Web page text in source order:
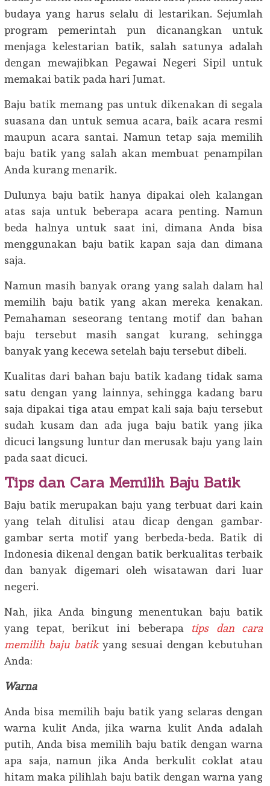
budaya yang harus selalu di lestarikan. Sejumlah
program pemerintah pun dicanangkan untuk
menjaga kelestarian batik, salah satunya adalah
dengan mewajibkan Pegawai Negeri Sipil untuk
memakai batik pada hari Jumat.
Baju batik memang pas untuk dikenakan di segala
suasana dan untuk semua acara, baik acara resmi
maupun acara santai. Namun tetap saja memilih
baju batik yang salah akan membuat penampilan
Anda kurang menarik.
Dulunya baju batik hanya dipakai oleh kalangan
atas saja untuk beberapa acara penting. Namun
beda halnya untuk saat ini, dimana Anda bisa
menggunakan baju batik kapan saja dan dimana
saja.
Namun masih banyak orang yang salah dalam hal
memilih baju batik yang akan mereka kenakan.
Pemahaman seseorang tentang motif dan bahan
baju tersebut masih sangat kurang, sehingga
banyak yang kecewa setelah baju tersebut dibeli.
Kualitas dari bahan baju batik kadang tidak sama
satu dengan yang lainnya, sehingga kadang baru
saja dipakai tiga atau empat kali saja baju tersebut
sudah kusam dan ada juga baju batik yang jika
dicuci langsung luntur dan merusak baju yang lain
pada saat dicuci.
Tips dan Cara Memilih Baju Batik
Baju batik merupakan baju yang terbuat dari kain
yang telah ditulisi atau dicap dengan gambar-
gambar serta motif yang berbeda-beda. Batik di
Indonesia dikenal dengan batik berkualitas terbaik
dan banyak digemari oleh wisatawan dari luar
negeri.
Nah, jika Anda bingung menentukan baju batik
yang tepat, berikut ini beberapa tips dan cara
memilih baju batikyang sesuai dengan kebutuhan
Anda:
Warna
Anda bisa memilih baju batik yang selaras dengan
warna kulit Anda, jika warna kulit Anda adalah
putih, Anda bisa memilih baju batik dengan warna
apa saja, namun jika Anda berkulit coklat atau
hitam maka pilihlah baju batik dengan warna yang